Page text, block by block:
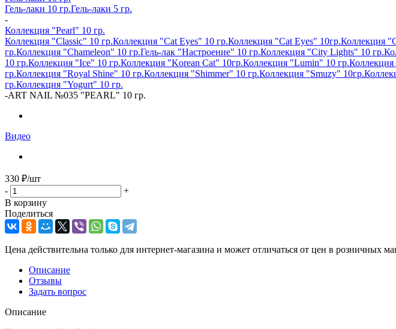
Гель-лаки 10 гр.Гель-лаки 5 гр.
-
Коллекция "Pearl" 10 гр.
Коллекция "Classic" 10 гр.Коллекция "Cat Eyes" 10 гр.Коллекция "Cat Eyes" 10гр.Коллекция
гр.Коллекция "Chameleon" 10 гр.Гель-лак "Настроение" 10 гр.Коллекция "City Lights" 10 гр.
10 гр.Коллекция "Ice" 10 гр.Коллекция "Korean Cat" 10гр.Коллекция "Lumin" 10 гр.
гр.Коллекция "Royal Shine" 10 гр.Коллекция "Shimmer" 10 гр.Коллекция "Smuzy" 10гр.
гр.Коллекция "Yogurt" 10 гр.
-ART NAIL №035 "PEARL" 10 гр.
Видео
330 ₽/шт
-
+
В корзину
Поделиться
Цена действительна только для интернет-магазина и может отличаться от цен в розничных
Описание
Отзывы
Задать вопрос
Описание